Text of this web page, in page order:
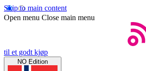
Skip to main content
Open menu Close main menu
til et godt kjøp
NO Edition